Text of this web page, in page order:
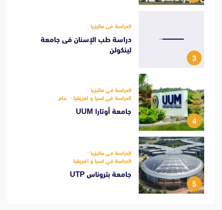
3
الدراسة فى ماليزيا
دراسة طب الإسنان فى جامعة
لينكولن
4
الدراسة فى ماليزيا
الدراسة في اسيا و افريقيا
عام
جامعة أوتارا UUM
5
الدراسة فى ماليزيا
الدراسة في اسيا و افريقيا
جامعة بتروناس UTP